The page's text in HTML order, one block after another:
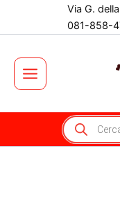
Via G.
081-858-
Main
Menu
Products
search